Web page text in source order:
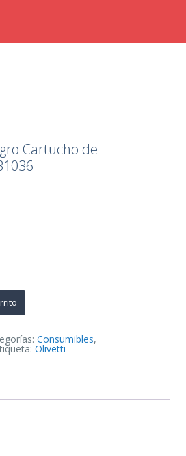
Cartucho de
Consumibles,
Olivetti